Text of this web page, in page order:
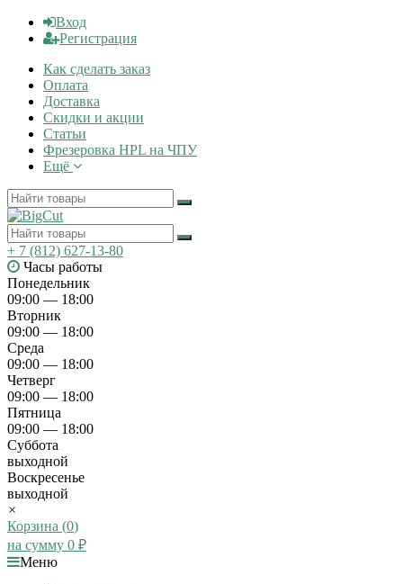
Вход
Регистрация
Как сделать заказ
Оплата
Доставка
Скидки и акции
Статьи
Фрезеровка HPL на ЧПУ
Ещё
+ 7 (812) 627-13-80
Часы работы
Понедельник
09:00 — 18:00
Вторник
09:00 — 18:00
Среда
09:00 — 18:00
Четверг
09:00 — 18:00
Пятница
09:00 — 18:00
Суббота
выходной
Воскресенье
выходной
×
Корзина (0)
на сумму 0 ₽
Меню